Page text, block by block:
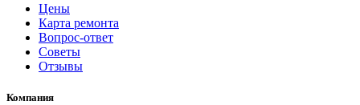
Цены
Карта ремонта
Вопрос-ответ
Советы
Отзывы
Компания